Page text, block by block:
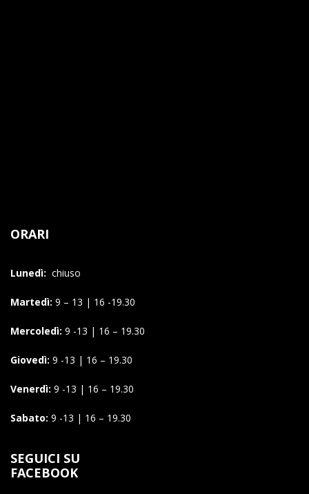
ORARI
Lunedì: chiuso
Martedì: 9 – 13 | 16 -19.30
Mercoledì: 9 -13 | 16 – 19.30
Giovedì: 9 -13 | 16 – 19.30
Venerdì: 9 -13 | 16 – 19.30
Sabato: 9 -13 | 16 – 19.30
SEGUICI SU
FACEBOOK